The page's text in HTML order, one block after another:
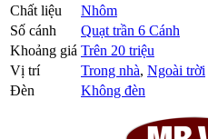
Chất liệu
Nhôm
Số cánh
Quạt trần 6 Cánh
Khoảng giá Trên 20 triệu
Vị trí
Trong nhà, Ngoài trời
Đèn
Không đèn